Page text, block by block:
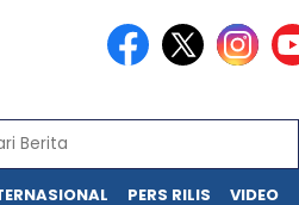
PERS RILIS VIDEO